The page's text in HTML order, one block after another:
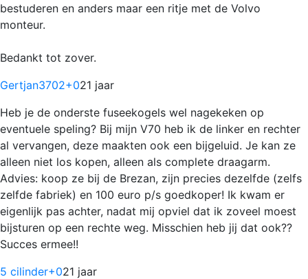
bestuderen en anders maar een ritje met de Volvo
monteur.
Bedankt tot zover.
Gertjan3702+021 jaar
Heb je de onderste fuseekogels wel nagekeken op
eventuele speling? Bij mijn V70 heb ik de linker en rechter
al vervangen, deze maakten ook een bijgeluid. Je kan ze
alleen niet los kopen, alleen als complete draagarm.
Advies: koop ze bij de Brezan, zijn precies dezelfde (zelfs
zelfde fabriek) en 100 euro p/s goedkoper! Ik kwam er
eigenlijk pas achter, nadat mij opviel dat ik zoveel moest
bijsturen op een rechte weg. Misschien heb jij dat ook??
Succes ermee!!
5 cilinder+021 jaar